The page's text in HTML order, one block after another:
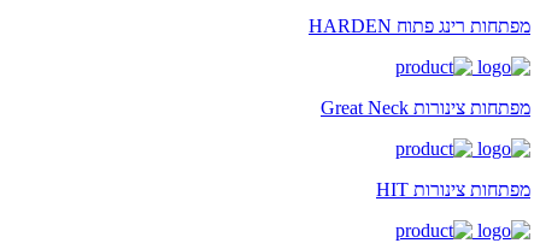
מפתחות רינג פתוח HARDEN
מפתחות צינורות Great Neck
מפתחות צינורות HIT